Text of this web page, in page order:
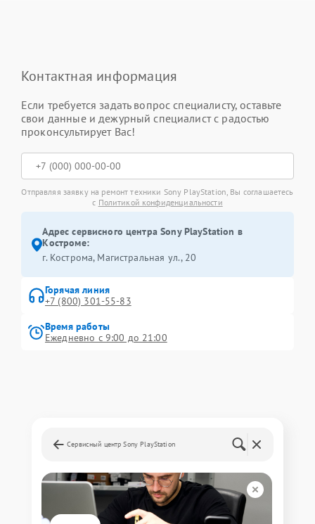
Контактная информация
Если требуется задать вопрос специалисту, оставьте
свои данные и дежурный специалист с радостью
проконсультирует Вас!
Отправляя заявку на ремонт техники Sony PlayStation, Вы соглашаетесь
с Политикой конфиденциальности
Адрес сервисного центра Sony PlayStation в
Костроме:
г. Кострома, Магистральная ул., 20
Горячая линия
+7 (800) 301-55-83
Время работы
Ежедневно с 9:00 до 21:00
Сервисный центр Sony PlayStation